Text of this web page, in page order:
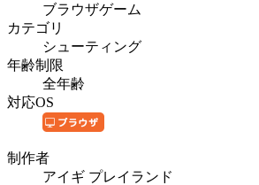
ブラウザゲーム
カテゴリ
シューティング
年齢制限
全年齢
対応OS
制作者
アイギ プレイランド